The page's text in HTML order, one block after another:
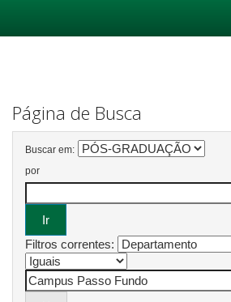
Página de Busca
Buscar em:
por
Filtros correntes: